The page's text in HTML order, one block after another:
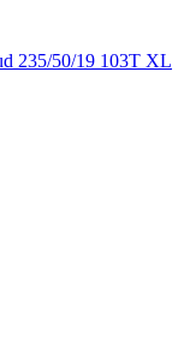
235/50/19 103T XL